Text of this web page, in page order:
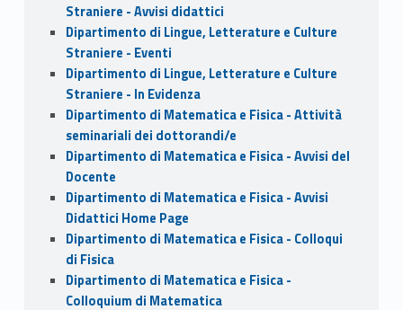
Straniere - Avvisi didattici
Dipartimento di Lingue, Letterature e Culture
Straniere - Eventi
Dipartimento di Lingue, Letterature e Culture
Straniere - In Evidenza
Dipartimento di Matematica e Fisica - Attività
seminariali dei dottorandi/e
Dipartimento di Matematica e Fisica - Avvisi del
Docente
Dipartimento di Matematica e Fisica - Avvisi
Didattici Home Page
Dipartimento di Matematica e Fisica - Colloqui
di Fisica
Dipartimento di Matematica e Fisica -
Colloquium di Matematica